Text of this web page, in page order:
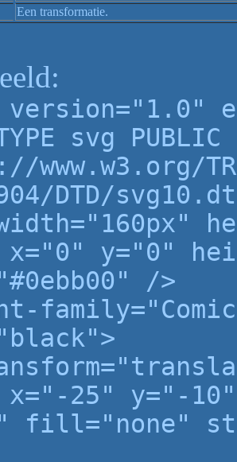
Een transformatie.
version="1.0"
svg
www.w3.org/
DTD/
y="0"
/>
25" y="-
fill="none"